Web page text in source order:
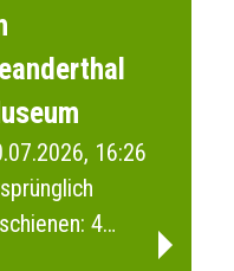
16:26
4